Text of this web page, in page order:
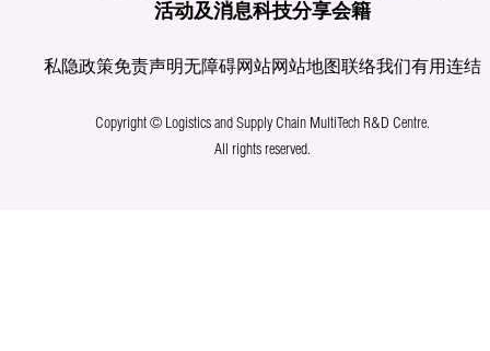
活动及消息科技分享会籍
私隐政策免责声明无障碍网站网站地图联络我们有用连结
Copyright © Logistics and Supply Chain MultiTech R&D Centre.
All rights reserved.